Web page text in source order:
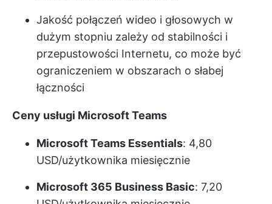
Jakość połączeń wideo i głosowych w
dużym stopniu zależy od stabilności i
przepustowości Internetu, co może być
ograniczeniem w obszarach o słabej
łączności
Ceny usługi Microsoft Teams
Microsoft Teams Essentials: 4,80
USD/użytkownika miesięcznie
Microsoft 365 Business Basic: 7,20